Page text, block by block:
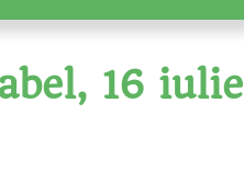
16 iulie